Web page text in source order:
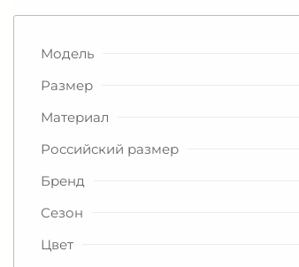
Модель
Размер
Материал
Российский размер
Бренд
Сезон
Цвет